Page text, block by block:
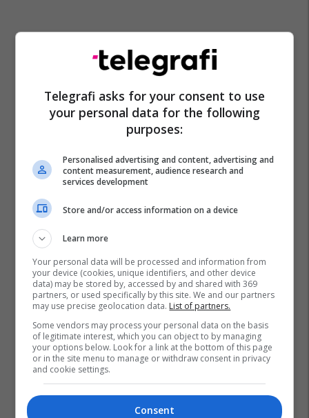
Telegrafi asks for your consent to use
your personal data for the following
purposes:
Personalised advertising and content, advertising and
content measurement, audience research and
services development
Store and/or access information on a device
Learn more
Your personal data will be processed and information from
your device (cookies, unique identifiers, and other device
data) may be stored by, accessed by and shared with 369
partners, or used specifically by this site. We and our partners
may use precise geolocation data. List of partners.
Some vendors may process your personal data on the basis
of legitimate interest, which you can object to by managing
your options below. Look for a link at the bottom of this page
or in the site menu to manage or withdraw consent in privacy
and cookie settings.
Consent